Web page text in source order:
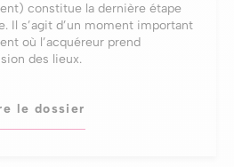
constitue la dernière étape
Il s’agit d’un moment important
où l’acquéreur prend
des lieux.
le dossier